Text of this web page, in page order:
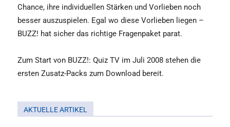
Chance, ihre individuellen Stärken und Vorlieben noch
besser auszuspielen. Egal wo diese Vorlieben liegen –
BUZZ! hat sicher das richtige Fragenpaket parat.
Zum Start von BUZZ!: Quiz TV im Juli 2008 stehen die
ersten Zusatz-Packs zum Download bereit.
AKTUELLE ARTIKEL